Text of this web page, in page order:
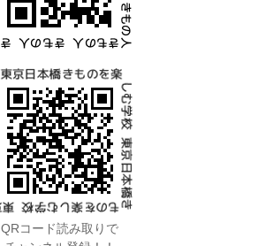
QRコード読み取りで